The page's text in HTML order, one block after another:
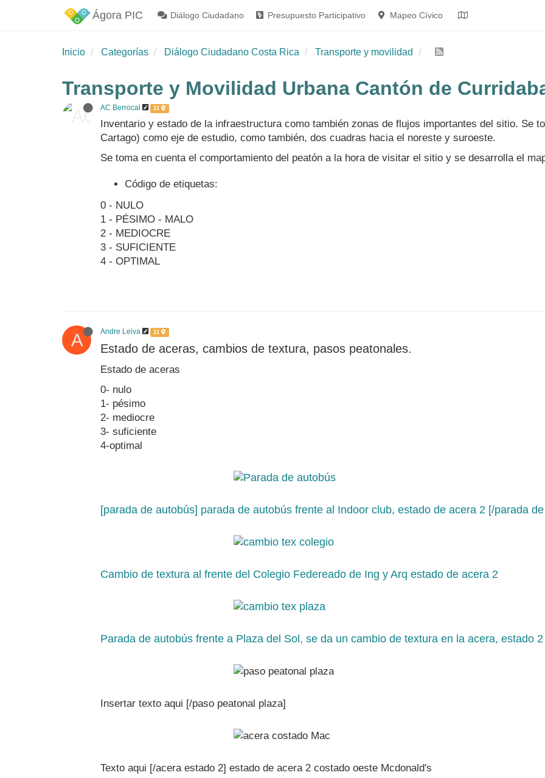
Ágora PIC Diálogo Ciudadano Presupuesto Participativo Mapeo Cívico
Inicio Categorías Diálogo Ciudadano Costa Rica Transporte y movilidad
Transporte y Movilidad Urbana Cantón de
AC Berrocal 11
Inventario y estado de la infraestructura como también zonas de flujos importantes del sitio. Se
Cartago) como eje de estudio, como también, dos cuadras hacia el noreste y suroeste.
Se toma en cuenta el comportamiento del peatón a la hora de visitar el sitio y se desarrolla el
Código de etiquetas:
0 - NULO
1 - PÉSIMO - MALO
2 - MEDIOCRE
3 - SUFICIENTE
4 - OPTIMAL
A Andre Leiva 11
Estado de aceras, cambios de textura, pasos peatonales.
Estado de aceras
0- nulo
1- pésimo
2- mediocre
3- suficiente
4-optimal
[parada de autobús] parada de autobús frente al Indoor club, estado de acera 2 [/parada
Cambio de textura al frente del Colegio Federeado de Ing y Arq estado de acera 2
Parada de autobús frente a Plaza del Sol, se da un cambio de textura en la acera, estado 2
Insertar texto aqui [/paso peatonal plaza]
Texto aqui [/acera estado 2] estado de acera 2 costado oeste Mcdonald's